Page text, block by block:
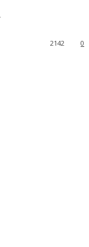
0
2142